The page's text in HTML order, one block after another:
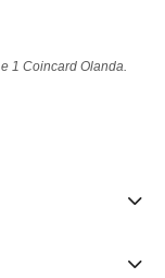
1 Coincard Olanda.